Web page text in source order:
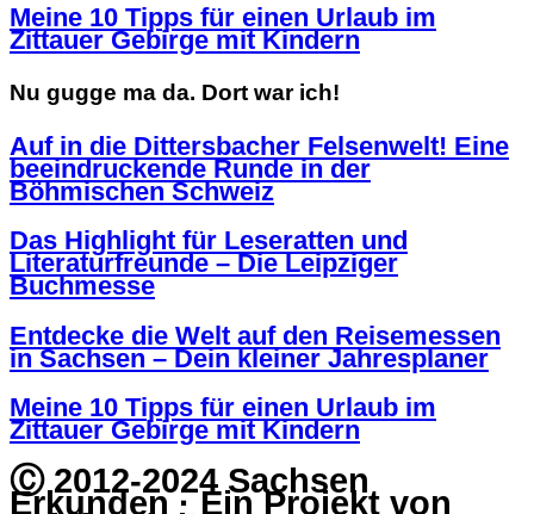
Meine 10 Tipps für einen Urlaub im
Zittauer Gebirge mit Kindern
Nu gugge ma da. Dort war ich!
Auf in die Dittersbacher Felsenwelt! Eine
beeindruckende Runde in der
Böhmischen Schweiz
Das Highlight für Leseratten und
Literaturfreunde – Die Leipziger
Buchmesse
Entdecke die Welt auf den Reisemessen
in Sachsen – Dein kleiner Jahresplaner
Meine 10 Tipps für einen Urlaub im
Zittauer Gebirge mit Kindern
Ⓒ 2012-2024 Sachsen
Erkunden · Ein Projekt von